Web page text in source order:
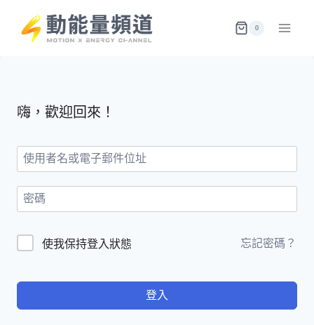
content
0
嗨，歡迎回來！
使我保持登入狀態 忘記密碼？
登入